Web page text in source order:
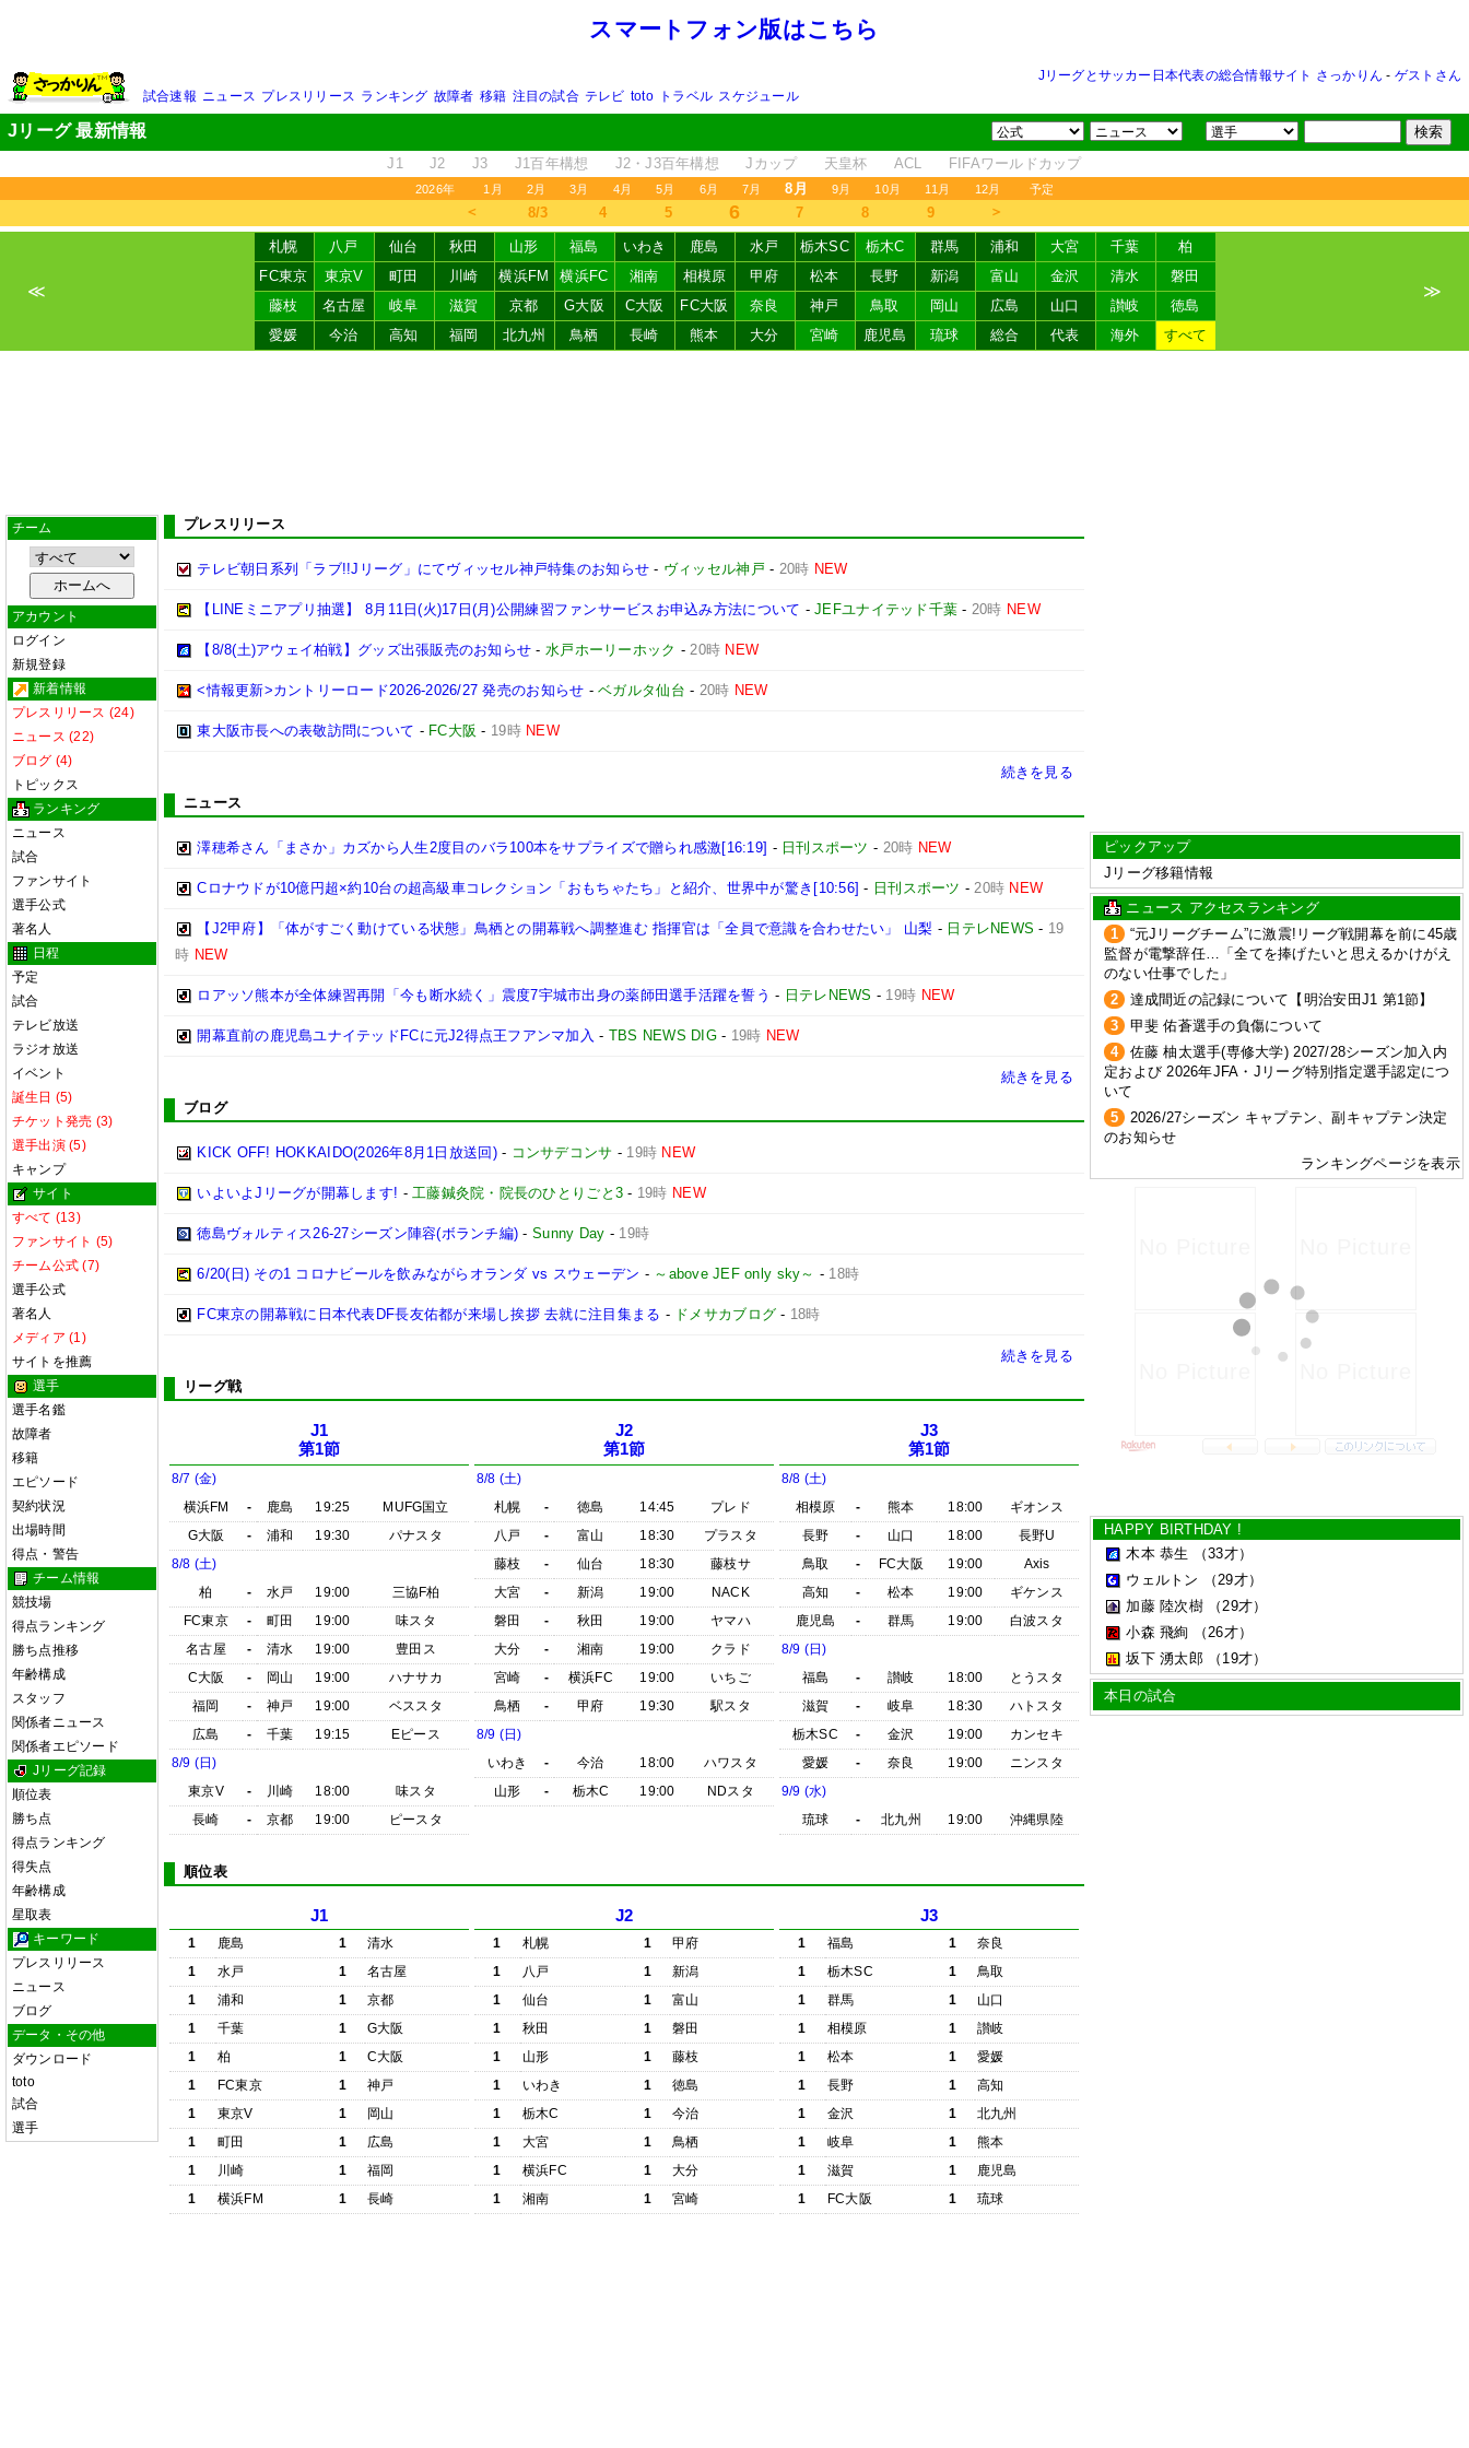
スマートフォン版はこちら
Jリーグとサッカー日本代表の総合情報サイト さっかりん - ゲストさん
試合速報 ニュース プレスリリース ランキング 故障者 移籍 注目の試合 テレビ toto トラベル スケジュール
Jリーグ 最新情報
J1 J2 J3 J1百年構想 J2・J3百年構想 Jカップ 天皇杯 ACL FIFAワールドカップ
2026年 1月 2月 3月 4月 5月 6月 7月 8月 9月 10月 11月 12月 予定
＜ 8/3 4 5 6 7 8 9 ＞
≪
札幌 八戸 仙台 秋田 山形 福島 いわき 鹿島 水戸 栃木SC 栃木C 群馬 浦和 大宮 千葉
柏
FC東京
東京V 町田 川崎 横浜FM 横浜FC 湘南 相模原 甲府 松本 長野 新潟 富山 金沢 清水
磐田
藤枝
名古屋 岐阜 滋賀 京都 G大阪 C大阪 FC大阪 奈良 神戸 鳥取 岡山 広島 山口 讃岐
徳島
愛媛
今治 高知 福岡 北九州 鳥栖 長崎 熊本 大分 宮崎 鹿児島 琉球 総合 代表 海外 すべて
≫
チーム
アカウント
ログイン
新規登録
新着情報
プレスリリース (24)
ニュース (22)
ブログ (4)
トピックス
ランキング
ニュース
試合
ファンサイト
選手公式
著名人
日程
予定
試合
テレビ放送
ラジオ放送
イベント
誕生日 (5)
チケット発売 (3)
選手出演 (5)
キャンプ
サイト
すべて (13)
ファンサイト (5)
チーム公式 (7)
選手公式
著名人
メディア (1)
サイトを推薦
選手
選手名鑑
故障者
移籍
エピソード
契約状況
出場時間
得点・警告
チーム情報
競技場
得点ランキング
勝ち点推移
年齢構成
スタッフ
関係者ニュース
関係者エピソード
Jリーグ記録
順位表
勝ち点
得点ランキング
得失点
年齢構成
星取表
キーワード
プレスリリース
ニュース
ブログ
データ・その他
ダウンロード
toto
試合
選手
プレスリリース
テレビ朝日系列「ラブ!!Jリーグ」にてヴィッセル神戸特集のお知らせ - ヴィッセル神戸 - 20時 NEW
【LINEミニアプリ抽選】 8月11日(火)17日(月)公開練習ファンサービスお申込み方法について -JEFユナイテッド千葉 - 20時 NEW
【8/8(土)アウェイ柏戦】グッズ出張販売のお知らせ -水戸ホーリーホック -20時 NEW
<情報更新>カントリーロード2026-2026/27 発売のお知らせ -ベガルタ仙台 - 20時 NEW
東大阪市長への表敬訪問について - FC大阪 - 19時 NEW
続きを見る
ニュース
澤穂希さん「まさか」カズから人生2度目のバラ100本をサプライズで贈られ感激[16:19] - 日刊スポーツ - 20時 NEW
Cロナウドが10億円超×約10台の超高級車コレクション「おもちゃたち」と紹介、世界中が驚き[10:56] - 日刊スポーツ -20時 NEW
【J2甲府】「体がすごく動けている状態」鳥栖との開幕戦へ調整進む 指揮官は「全員で意識を合わせたい」 山梨 - 日テレNEWS - 19
時 NEW
ロアッソ熊本が全体練習再開「今も断水続く」震度7宇城市出身の薬師田選手活躍を誓う - 日テレNEWS - 19時 NEW
開幕直前の鹿児島ユナイテッドFCに元J2得点王フアンマ加入 - TBS NEWS DIG - 19時 NEW
続きを見る
ブログ
KICK OFF! HOKKAIDO(2026年8月1日放送回)- コンサデコンサ - 19時 NEW
いよいよJリーグが開幕します! -工藤鍼灸院・院長のひとりごと3 - 19時 NEW
徳島ヴォルティス26-27シーズン陣容(ボランチ編) -Sunny Day - 19時
6/20(日) その1 コロナビールを飲みながらオランダ vs スウェーデン - ～above JEF only sky～ - 18時
FC東京の開幕戦に日本代表DF長友佑都が来場し挨拶 去就に注目集まる - ドメサカブログ - 18時
続きを見る
リーグ戦
J1
第1節
8/7 (金)
横浜FM
- 鹿島 19:25
MUFG国立
G大阪
- 浦和 19:30
パナスタ
8/8 (土)
柏
- 水戸 19:00
三協F柏
FC東京
- 町田 19:00
味スタ
名古屋
- 清水 19:00
豊田ス
C大阪
- 岡山 19:00
ハナサカ
福岡
- 神戸 19:00
ベススタ
広島
- 千葉 19:15
Eピース
8/9 (日)
東京V
- 川崎 18:00
味スタ
長崎
- 京都 19:00 ピースタ
J2
第1節
8/8 (土)
札幌
- 徳島 14:45
プレド
八戸
- 富山 18:30
プラスタ
藤枝
- 仙台 18:30
藤枝サ
大宮
- 新潟 19:00
NACK
磐田
- 秋田 19:00
ヤマハ
大分
- 湘南 19:00
クラド
宮崎
- 横浜FC 19:00
いちご
鳥栖
- 甲府 19:30
駅スタ
8/9 (日)
いわき
- 今治 18:00
ハワスタ
山形
- 栃木C 19:00 NDスタ
J3
第1節
8/8 (土)
相模原
- 熊本 18:00
ギオンス
長野
- 山口 18:00
長野U
鳥取
- FC大阪 19:00
Axis
高知
- 松本 19:00
ギケンス
鹿児島
- 群馬 19:00
白波スタ
8/9 (日)
福島
- 讃岐 18:00
とうスタ
滋賀
- 岐阜 18:30
ハトスタ
栃木SC
- 金沢 19:00
カンセキ
愛媛
- 奈良 19:00
ニンスタ
9/9 (水)
琉球
- 北九州 19:00 沖縄県陸
順位表
J1
1 鹿島 1
清水
1
水戸 1
名古屋
1
浦和 1
京都
1
千葉 1
G大阪
1
柏 1
C大阪
1
FC東京 1
神戸
1
東京V 1
岡山
1
町田 1
広島
1
川崎 1
福岡
1
横浜FM 1 長崎
J2
1 札幌 1
甲府
1
八戸 1
新潟
1
仙台 1
富山
1
秋田 1
磐田
1
山形 1
藤枝
1
いわき 1
徳島
1
栃木C 1
今治
1
大宮 1
鳥栖
1
横浜FC 1
大分
1
湘南 1 宮崎
J3
1 福島 1
奈良
1
栃木SC 1
鳥取
1
群馬 1
山口
1
相模原 1
讃岐
1
松本 1
愛媛
1
長野 1
高知
1
金沢 1
北九州
1
岐阜 1
熊本
1
滋賀 1
鹿児島
1
FC大阪 1 琉球
ピックアップ
Jリーグ移籍情報
ニュース アクセスランキング
1
“元Jリーグチーム”に激震!リーグ戦開幕を前に45歳
監督が電撃辞任…「全てを捧げたいと思えるかけがえ
のない仕事でした」
2
達成間近の記録について【明治安田J1 第1節】
3
甲斐 佑蒼選手の負傷について
4
佐藤 柚太選手(専修大学) 2027/28シーズン加入内
定および 2026年JFA・Jリーグ特別指定選手認定につ
いて
5
2026/27シーズン キャプテン、副キャプテン決定
のお知らせ
ランキングページを表示
HAPPY BIRTHDAY !
木本 恭生
（33才）
ウェルトン
（29才）
加藤 陸次樹
（29才）
小森 飛絢
（26才）
坂下 湧太郎
（19才）
本日の試合